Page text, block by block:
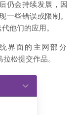
仍会持续发展，因
一些错误或限制。
他们的应用。
界面的主网部分
松提交作品。